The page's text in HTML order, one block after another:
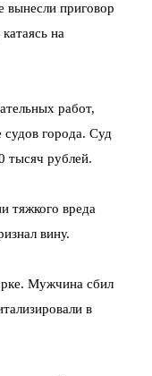
приговор
на
работ,
города. Суд
тысяч рублей.
тяжкого вреда
вину.
Мужчина сбил
в